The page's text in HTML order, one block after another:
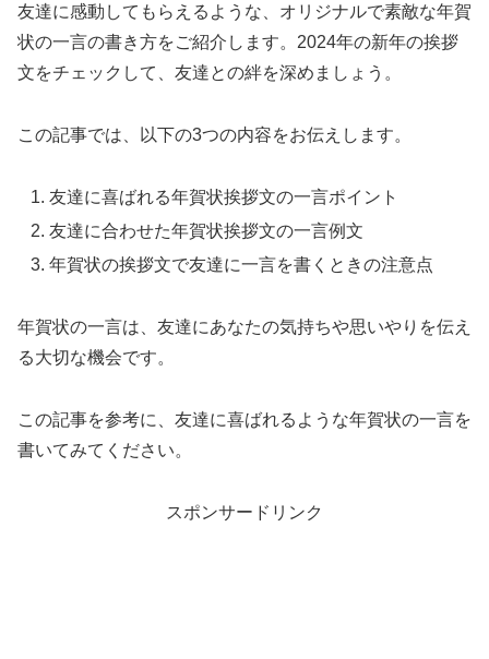
友達に感動してもらえるような、オリジナルで素敵な年賀
状の一言の書き方をご紹介します。2024年の新年の挨拶
文をチェックして、友達との絆を深めましょう。
この記事では、以下の3つの内容をお伝えします。
友達に喜ばれる年賀状挨拶文の一言ポイント
友達に合わせた年賀状挨拶文の一言例文
年賀状の挨拶文で友達に一言を書くときの注意点
年賀状の一言は、友達にあなたの気持ちや思いやりを伝え
る大切な機会です。
この記事を参考に、友達に喜ばれるような年賀状の一言を
書いてみてください。
スポンサードリンク